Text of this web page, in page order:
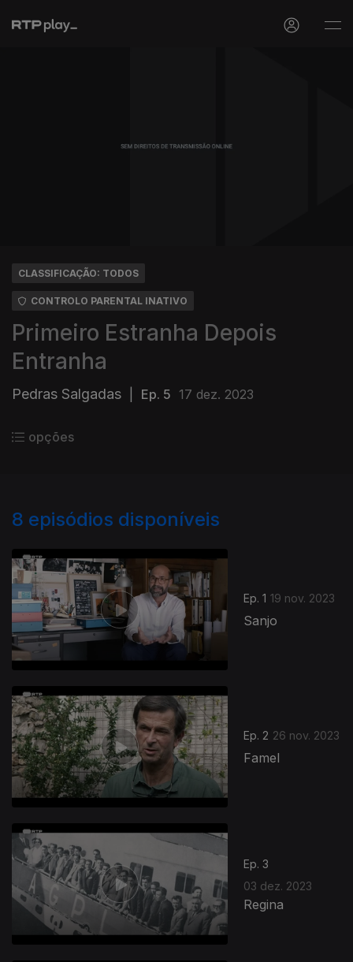
CLASSIFICAÇÃO: TODOS
CONTROLO PARENTAL INATIVO
Primeiro Estranha Depois
Entranha
Pedras Salgadas Ep. 5 17 dez. 2023
opções
8 episódios disponíveis
Ep. 1 19 nov. 2023
Sanjo
Ep. 2 26 nov. 2023
Famel
Ep. 3
03 dez. 2023
Regina